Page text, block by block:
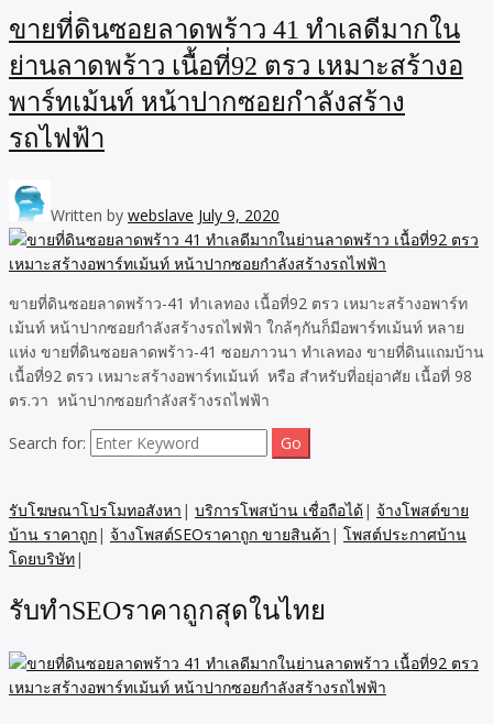
ขายที่ดินซอยลาดพร้าว 41 ทำเลดีมากใน
ย่านลาดพร้าว เนื้อที่92 ตรว เหมาะสร้างอ
พาร์ทเม้นท์ หน้าปากซอยกำลังสร้าง
รถไฟฟ้า
Written by webslave July 9, 2020
ขายที่ดินซอยลาดพร้าว-41 ทำเลทอง เนื้อที่92 ตรว เหมาะสร้างอพาร์ท
เม้นท์ หน้าปากซอยกำลังสร้างรถไฟฟ้า ใกล้ๆกันก็มีอพาร์ทเม้นท์ หลาย
แห่ง ขายที่ดินซอยลาดพร้าว-41 ซอยภาวนา ทำเลทอง ขายที่ดินแถมบ้าน
เนื้อที่92 ตรว เหมาะสร้างอพาร์ทเม้นท์ หรือ สำหรับที่อยุ่อาศัย เนื้อที่ 98
ตร.วา หน้าปากซอยกำลังสร้างรถไฟฟ้า
Search for:
รับโฆษณาโปรโมทอสังหา | บริการโพสบ้าน เชื่อถือได้| จ้างโพสต์ขาย
บ้าน ราคาถูก| จ้างโพสต์SEOราคาถูก ขายสินค้า | โพสต์ประกาศบ้าน
โดยบริษัท|
รับทำSEOราคาถูกสุดในไทย